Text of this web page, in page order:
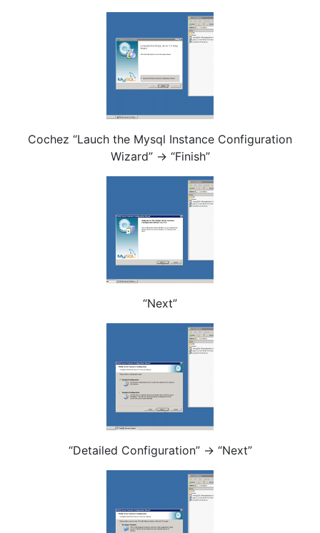
Cochez “Lauch the Mysql Instance Configuration
Wizard” -> “Finish”
“Next”
“Detailed Configuration” -> “Next”